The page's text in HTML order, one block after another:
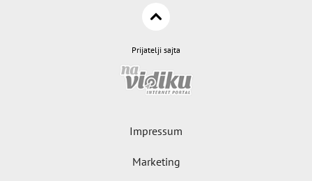
Prijatelji sajta
Impressum
Marketing